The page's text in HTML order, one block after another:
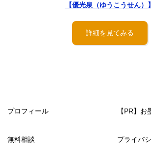
【優光泉（ゆうこうせん）】
詳細を見てみる
プロフィール 【PR】
無料相談 プライバ